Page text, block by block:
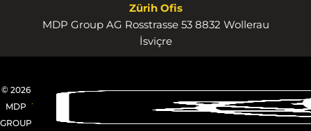
Zürih Ofis
MDP Group AG Rosstrasse 53 8832 Wollerau
İsviçre
© 2026
MDP
GROUP